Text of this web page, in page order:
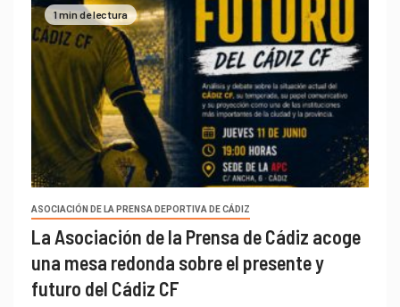
1 min de lectura
ASOCIACIÓN DE LA PRENSA DEPORTIVA DE CÁDIZ
La Asociación de la Prensa de Cádiz acoge
una mesa redonda sobre el presente y
futuro del Cádiz CF